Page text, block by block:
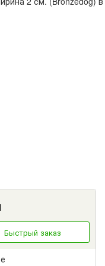
Быстрый заказ